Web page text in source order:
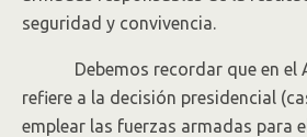
seguridad y convivencia.
Debemos recordar que en el
refiere a la decisión presidencial
emplear las fuerzas armadas para